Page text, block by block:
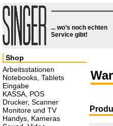
... wo’s noch echten
Service gibt!
Shop
Arbeitsstationen
Notebooks, Tablets
Eingabe
KASSA, POS
Drucker, Scanner
Monitore und TV
Handys, Kameras